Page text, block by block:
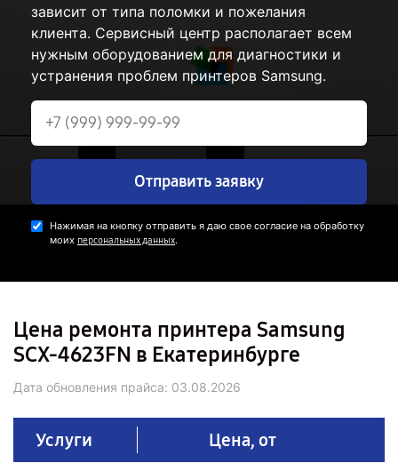
зависит от типа поломки и пожелания
клиента. Сервисный центр располагает всем
нужным оборудованием для диагностики и
устранения проблем принтеров Samsung.
Отправить заявку
Нажимая на кнопку отправить я даю свое согласие на обработку
моих персональных данных.
Цена ремонта принтера Samsung
SCX-4623FN в Екатеринбурге
Дата обновления прайса: 03.08.2026
Услуги Цена, от